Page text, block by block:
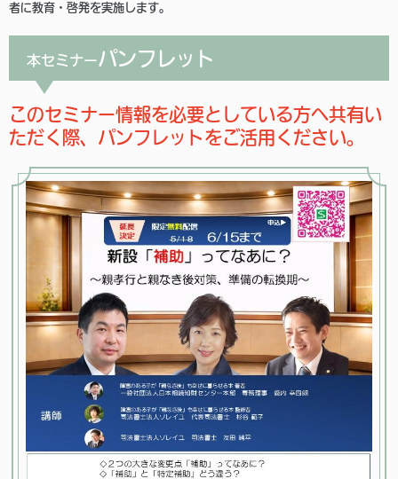
者に教育・啓発を実施します。
本セミナーパンフレット
このセミナー情報を必要としている方へ共有い
ただく際、パンフレットをご活用ください。